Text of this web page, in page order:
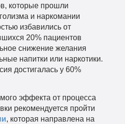
которые прошли
и наркомании
избавились от
20% пациентов
снижение желания
напитки или наркотики.
достигалась у 60%
эффекта от процесса
рекомендуется пройти
, которая направлена на